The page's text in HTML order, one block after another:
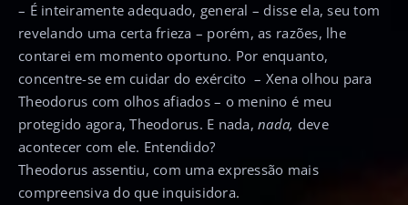
– É inteiramente adequado, general – disse ela, seu tom
revelando uma certa frieza – porém, as razões, lhe
contarei em momento oportuno. Por enquanto,
concentre-se em cuidar do exército – Xena olhou para
Theodorus com olhos afiados – o menino é meu
protegido agora, Theodorus. E nada,nada, deve
acontecer com ele. Entendido?
Theodorus assentiu, com uma expressão mais
compreensiva do que inquisidora.